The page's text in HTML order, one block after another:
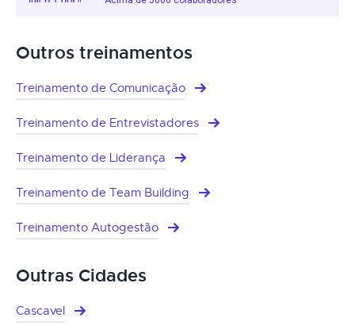
Outros treinamentos
Treinamento de Comunicação
Treinamento de Entrevistadores
Treinamento de Liderança
Treinamento de Team Building
Treinamento Autogestão
Outras Cidades
Cascavel